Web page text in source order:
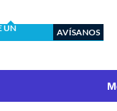
UN
AVÍSANOS